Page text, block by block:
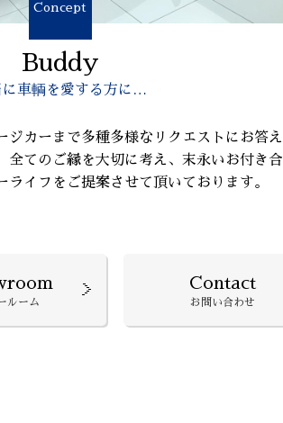
Concept
Buddy
に車輌を愛する方に…
ジカーまで多種多様なリクエストにお答え
全てのご縁を大切に考え、末永いお付き合
ライフをご提案させて頂いております。
ルーム
Contact
お問い合わせ